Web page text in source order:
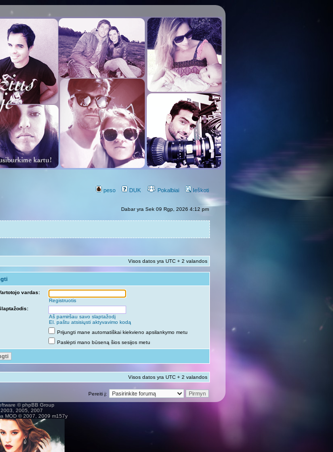
peso
DUK Pokalbiai Ieškoti
Dabar yra Sek 09 Rgp, 2026 4:12 pm
Visos datos yra UTC + 2 valandos
vardas:
Registruotis
Aš pamiršau savo slaptažodį
El. paštu atsisiųsti aktyvavimo kodą
Prijungti mane automatiškai kiekvieno apsilankymo metu
Paslėpti mano būseną šios sesijos metu
Visos datos yra UTC + 2 valandos
Pereiti į:
© phpBB Group
2005, 2007
MOD © 2007, 2009 m157y